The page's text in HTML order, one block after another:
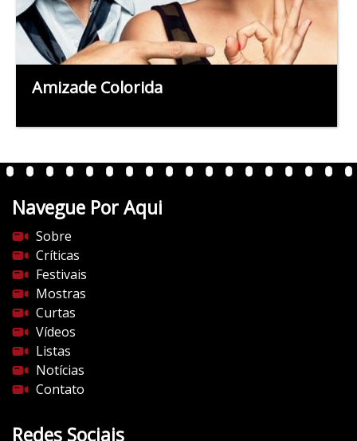
Amizade Colorida
Navegue Por Aqui
Sobre
Críticas
Festivais
Mostras
Curtas
Vídeos
Listas
Notícias
Contato
Redes Sociais